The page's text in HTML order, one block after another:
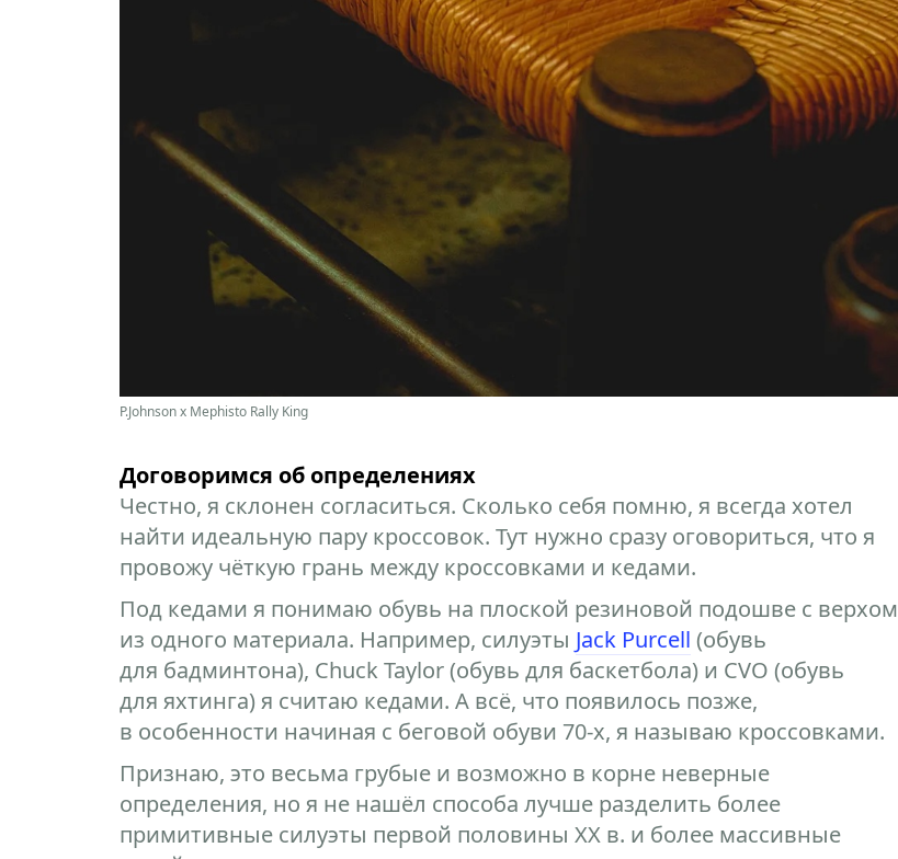
P.Johnson x Mephisto Rally King
Договоримся об определениях
Честно, я склонен согласиться. Сколько себя помню, я всегда хотел
найти идеальную пару кроссовок. Тут нужно сразу оговориться, что я
провожу чёткую грань между кроссовками и кедами.
Под кедами я понимаю обувь на плоской резиновой подошве с верхом
из одного материала. Например, силуэты Jack Purcell (обувь
для бадминтона), Chuck Taylor (обувь для баскетбола) и CVO (обувь
для яхтинга) я считаю кедами. А всё, что появилось позже,
в особенности начиная с беговой обуви 70-х, я называю кроссовками.
Признаю, это весьма грубые и возможно в корне неверные
определения, но я не нашёл способа лучше разделить более
примитивные силуэты первой половины ХХ в. и более массивные